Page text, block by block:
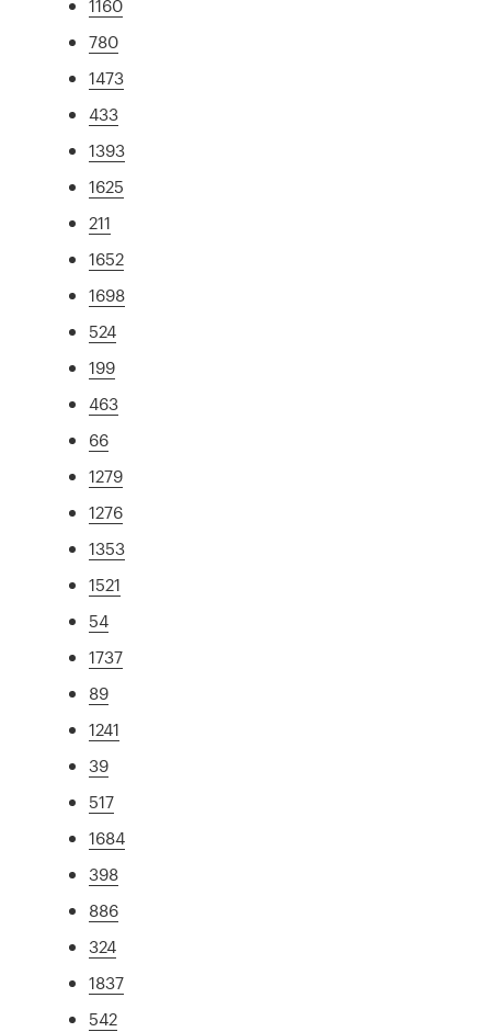
1160
780
1473
433
1393
1625
211
1652
1698
524
199
463
66
1279
1276
1353
1521
54
1737
89
1241
39
517
1684
398
886
324
1837
542